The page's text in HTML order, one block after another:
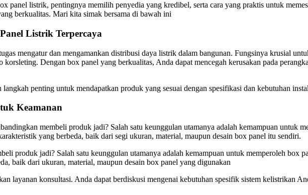
panel listrik, pentingnya memilih penyedia yang kredibel, serta cara yang praktis untuk
berkualitas. Mari kita simak bersama di bawah ini
Listrik Terpercaya
mengatur dan mengamankan distribusi daya listrik dalam bangunan. Fungsinya krusial
Dengan box panel yang berkualitas, Anda dapat mencegah kerusakan pada
penting untuk mendapatkan produk yang sesuai dengan spesifikasi dan kebutuhan
Keamanan
membeli produk jadi? Salah satu keunggulan utamanya adalah kemampuan untuk
yang berbeda, baik dari segi ukuran, material, maupun desain box panel itu sendiri.
produk jadi? Salah satu keunggulan utamanya adalah kemampuan untuk memperoleh box
baik dari ukuran, material, maupun desain box panel yang digunakan
layanan konsultasi. Anda dapat berdiskusi mengenai kebutuhan spesifik sistem kelistrikan